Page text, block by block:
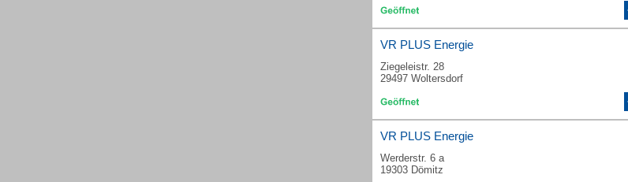
VR PLUS Energie
Ziegeleistr. 28
29497 Woltersdorf
VR PLUS Energie
Werderstr. 6 a
19303 Dömitz